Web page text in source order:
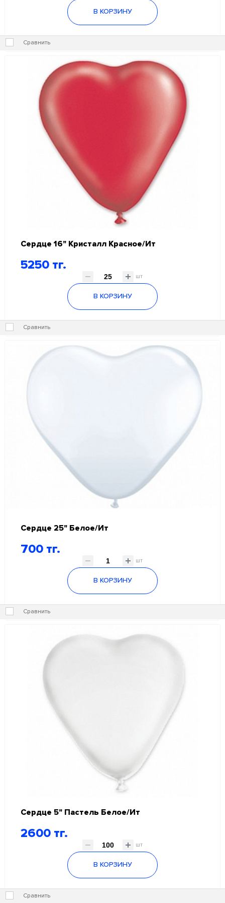
В КОРЗИНУ
Сравнить
Сердце 16" Кристалл Красное/Ит
5250 тг.
шт
В КОРЗИНУ
Сравнить
Сердце 25" Белое/Ит
700 тг.
шт
В КОРЗИНУ
Сравнить
Сердце 5" Пастель Белое/Ит
2600 тг.
шт
В КОРЗИНУ
Сравнить